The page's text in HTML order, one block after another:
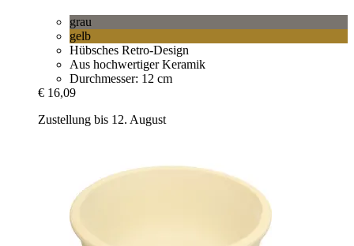
grau
gelb
Hübsches Retro-Design
Aus hochwertiger Keramik
Durchmesser: 12 cm
€ 16,09
Zustellung bis 12. August